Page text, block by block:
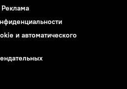
Реклама
и автоматического